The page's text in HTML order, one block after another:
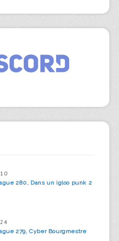
280, Dans un igloo punk 2
279, Cyber Bourgmestre